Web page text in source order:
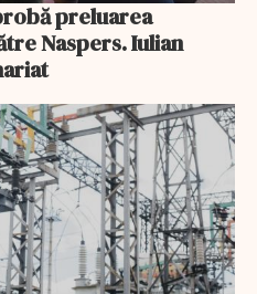
preluarea
Naspers. Iulian